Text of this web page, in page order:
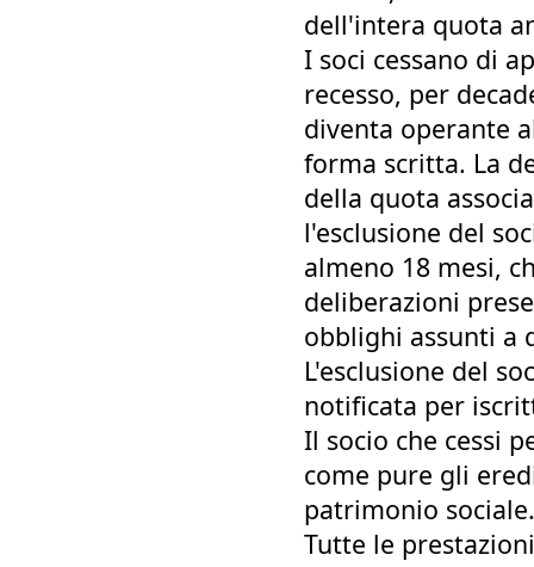
dell'intera quota
I soci cessano di
recesso, per
diventa operante
forma scritta. La
della quota
l'esclusione del
almeno 18 mesi,
deliberazioni
obblighi assunti a
L'esclusione del
notificata per
Il socio che cessi
come pure gli
patrimonio sociale.
Tutte le